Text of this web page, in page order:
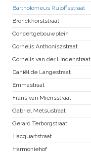
Bartholomeus Ruloffsstraat
Bronckhorststraat
Concertgebouwplein
Cornelis Anthoniszstraat
Cornelis van der Lindenstraat
Daniël de Langestraat
Emmastraat
Frans van Mierisstraat
Gabriël Metsustraat
Gerard Terborgstraat
Hacquartstraat
Harmoniehof